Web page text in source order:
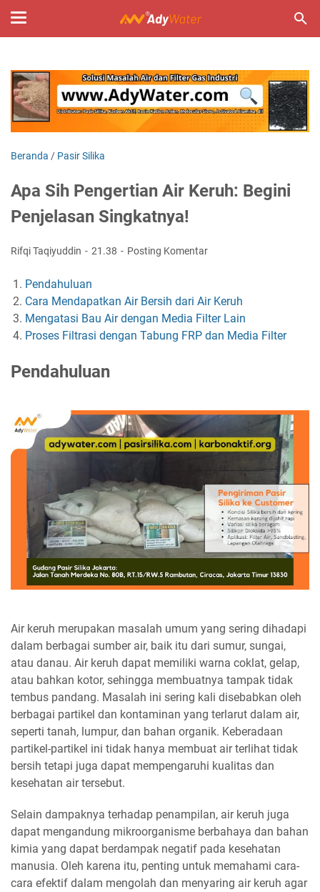
Beranda / Pasir Silika
Apa Sih Pengertian Air Keruh: Begini
Penjelasan Singkatnya!
Rifqi Taqiyuddin 21.38 Posting Komentar
Pendahuluan
Cara Mendapatkan Air Bersih dari Air Keruh
Mengatasi Bau Air dengan Media Filter Lain
Proses Filtrasi dengan Tabung FRP dan Media Filter
Pendahuluan
Air keruh merupakan masalah umum yang sering dihadapi
dalam berbagai sumber air, baik itu dari sumur, sungai,
atau danau. Air keruh dapat memiliki warna coklat, gelap,
atau bahkan kotor, sehingga membuatnya tampak tidak
tembus pandang. Masalah ini sering kali disebabkan oleh
berbagai partikel dan kontaminan yang terlarut dalam air,
seperti tanah, lumpur, dan bahan organik. Keberadaan
partikel-partikel ini tidak hanya membuat air terlihat tidak
bersih tetapi juga dapat mempengaruhi kualitas dan
kesehatan air tersebut.
Selain dampaknya terhadap penampilan, air keruh juga
dapat mengandung mikroorganisme berbahaya dan bahan
kimia yang dapat berdampak negatif pada kesehatan
manusia. Oleh karena itu, penting untuk memahami cara-
cara efektif dalam mengolah dan menyaring air keruh agar